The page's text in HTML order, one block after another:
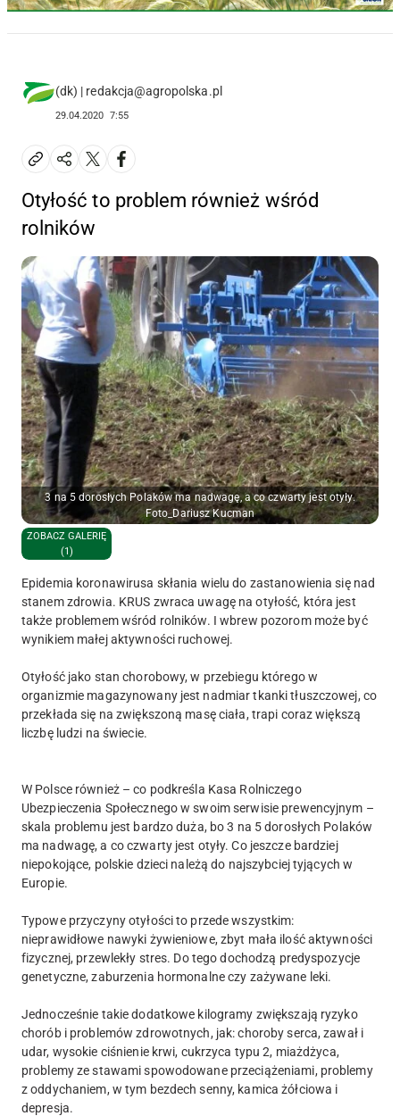
(dk) | redakcja@agropolska.pl
29.04.2020 7:55
Otyłość to problem również wśród
rolników
3 na 5 dorosłych Polaków ma nadwagę, a co czwarty jest otyły.
Foto_Dariusz Kucman
ZOBACZ GALERIĘ
(1)
Epidemia koronawirusa skłania wielu do zastanowienia się nad
stanem zdrowia. KRUS zwraca uwagę na otyłość, która jest
także problemem wśród rolników. I wbrew pozorom może być
wynikiem małej aktywności ruchowej.
Otyłość jako stan chorobowy, w przebiegu którego w
organizmie magazynowany jest nadmiar tkanki tłuszczowej, co
przekłada się na zwiększoną masę ciała, trapi coraz większą
liczbę ludzi na świecie.
W Polsce również – co podkreśla Kasa Rolniczego
Ubezpieczenia Społecznego w swoim serwisie prewencyjnym –
skala problemu jest bardzo duża, bo 3 na 5 dorosłych Polaków
ma nadwagę, a co czwarty jest otyły. Co jeszcze bardziej
niepokojące, polskie dzieci należą do najszybciej tyjących w
Europie.
Typowe przyczyny otyłości to przede wszystkim:
nieprawidłowe nawyki żywieniowe, zbyt mała ilość aktywności
fizycznej, przewlekły stres. Do tego dochodzą predyspozycje
genetyczne, zaburzenia hormonalne czy zażywane leki.
Jednocześnie takie dodatkowe kilogramy zwiększają ryzyko
chorób i problemów zdrowotnych, jak: choroby serca, zawał i
udar, wysokie ciśnienie krwi, cukrzyca typu 2, miażdżyca,
problemy ze stawami spowodowane przeciążeniami, problemy
z oddychaniem, w tym bezdech senny, kamica żółciowa i
depresja.